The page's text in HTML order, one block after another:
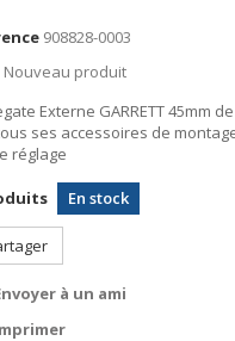
908828-0003
Nouveau produit
Externe GARRETT 45mm
ses accessoires de
réglage
En stock
à un ami